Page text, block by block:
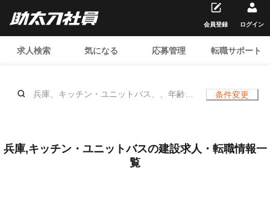
求人検索 気になる 応募管理 転職サポート
会員登録 ログイン
兵庫、キッチン・ユニットバス、、年齢不
条件変更
兵庫,キッチン・ユニットバスの建設求人・転職情報一
覧